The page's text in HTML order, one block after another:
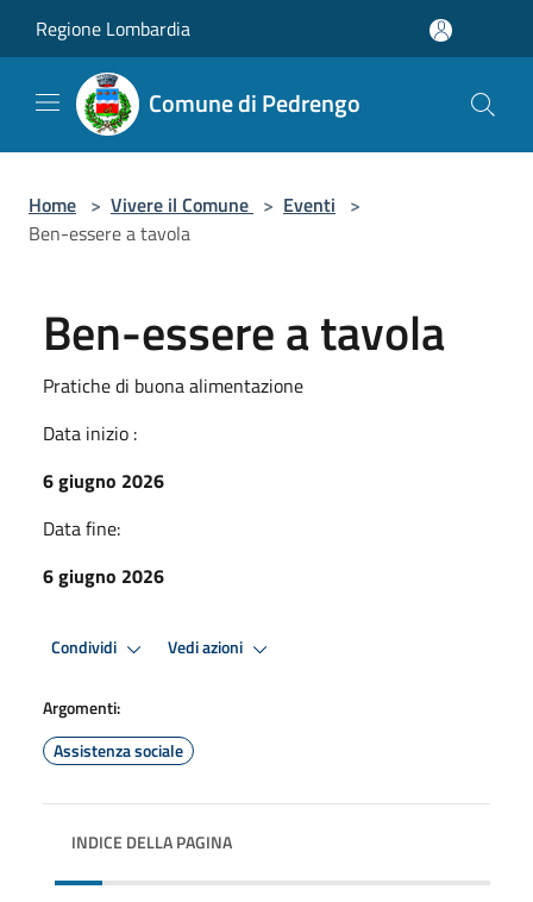
Regione Lombardia
Comune di Pedrengo
Home > Vivere il Comune > Eventi >
Ben-essere a tavola
Ben-essere a tavola
Pratiche di buona alimentazione
Data inizio :
6 giugno 2026
Data fine:
6 giugno 2026
Condividi Vedi azioni
Argomenti:
Assistenza sociale
INDICE DELLA PAGINA